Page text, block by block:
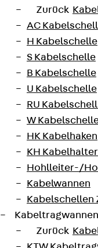
Zurück
AC
H Kabelschelle
S Kabelschelle
B Kabelschelle
U Kabelschelle
RU
W
HK Kabelhaken
KH Kabelhalter
Hohlleiter-/
Kabelwannen
Kabelschellen
Zurück